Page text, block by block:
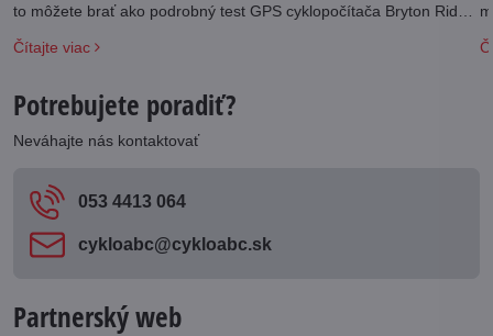
to môžete brať ako podrobný test GPS cyklopočítača Bryton Rider
S810 E.
Čítajte viac
Potrebujete poradiť?
Neváhajte nás kontaktovať
053 4413 064
cykloabc​@cykloabc​.sk
Partnerský web